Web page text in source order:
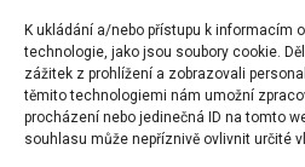
K ukládání a/nebo přístupu k informacím
technologie, jako jsou soubory cookie.
zážitek z prohlížení a zobrazovali
těmito technologiemi nám umožní
procházení nebo jedinečná ID na tomto
souhlasu může nepříznivě ovlivnit určité
Madrid.cz v
Kopírování obsahu je